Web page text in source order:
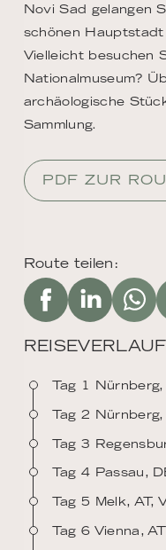
Route teilen:
Tag 1 Nürnberg,
Tag 2
Tag 3
Tag 4 Passau,
Tag 5 Melk, AT,
Tag 6 Vienna, AT
Novi Sad gelangen
schönen
Vielleicht besuchen
Nationalmuseum?
archäologische
Sammlung.
PDF ZUR